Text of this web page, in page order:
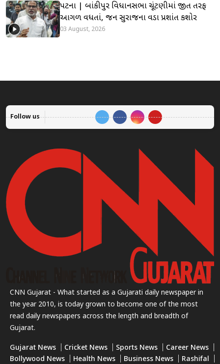
પટના | બાંકીપુર વિધાનસભા ચૂંટણીમાં જીત તરફ
આગળ વધતાં, જન સુરાજના વડા પ્રશાંત કિશોર
03 August, 2026
Follow us
CNN Gujarat - What started as a Gujarati daily newspaper in
the year 2010, is today grown to become one of the most
read daily newspapers across the length and breadth of
Gujarat.
Gujarat News Cricket News Sports News
Career News
Bollywood News
Health News Business News Rashifal